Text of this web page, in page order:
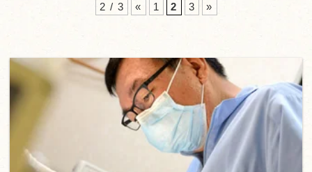
2 / 3 « 1 2 3 »